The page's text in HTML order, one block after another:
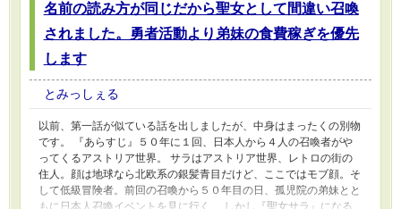
名前の読み方が同じだから聖女として間違い召喚
されました。勇者活動より弟妹の食費稼ぎを優先
します
とみっしぇる
以前、第一話が似ている話を出しましたが、中身はまったくの別物
です。 『あらすじ』５０年に１回、日本人から４人の召喚者がや
ってくるアストリア世界。 サラはアストリア世界、レトロの街の
住人。顔は地球なら北欧系の銀髪青目だけど、ここではモブ顔。そ
して低級冒険者。前回の召喚から５０年目の日、孤児院の弟妹とと